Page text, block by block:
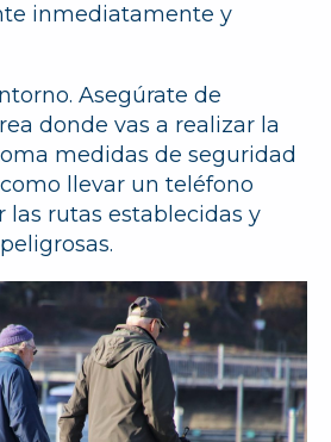
inmediatamente y
Asegúrate de
donde vas a realizar la
medidas de seguridad
llevar un teléfono
las rutas establecidas y